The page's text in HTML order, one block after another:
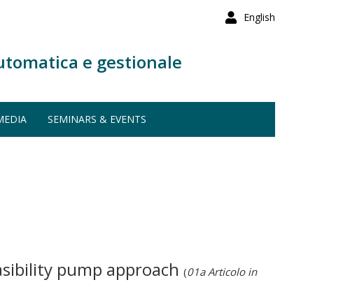
English
e gestionale
SEMINARS & EVENTS
pump approach (01a Articolo in